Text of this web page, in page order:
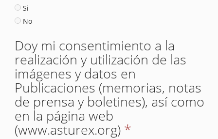
Si
No
Doy mi consentimiento a la
realización y utilización de las
imágenes y datos en
Publicaciones (memorias, notas
de prensa y boletines), así como
en la página web
(www.asturex.org) *